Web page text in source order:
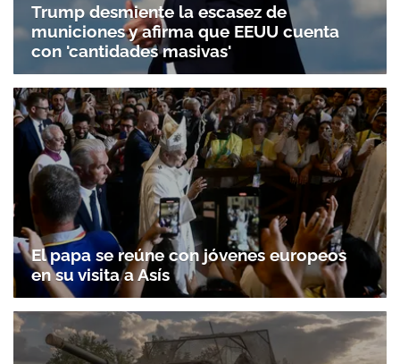
Trump desmiente la escasez de
municiones y afirma que EEUU cuenta
con 'cantidades masivas'
El papa se reúne con jóvenes europeos
en su visita a Asís